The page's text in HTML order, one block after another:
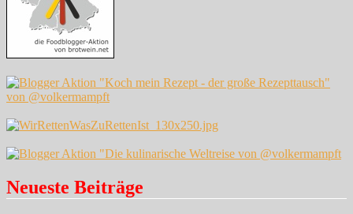
Neueste Beiträge